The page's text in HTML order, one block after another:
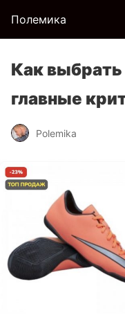
Полемика
Как
главные
Polemika